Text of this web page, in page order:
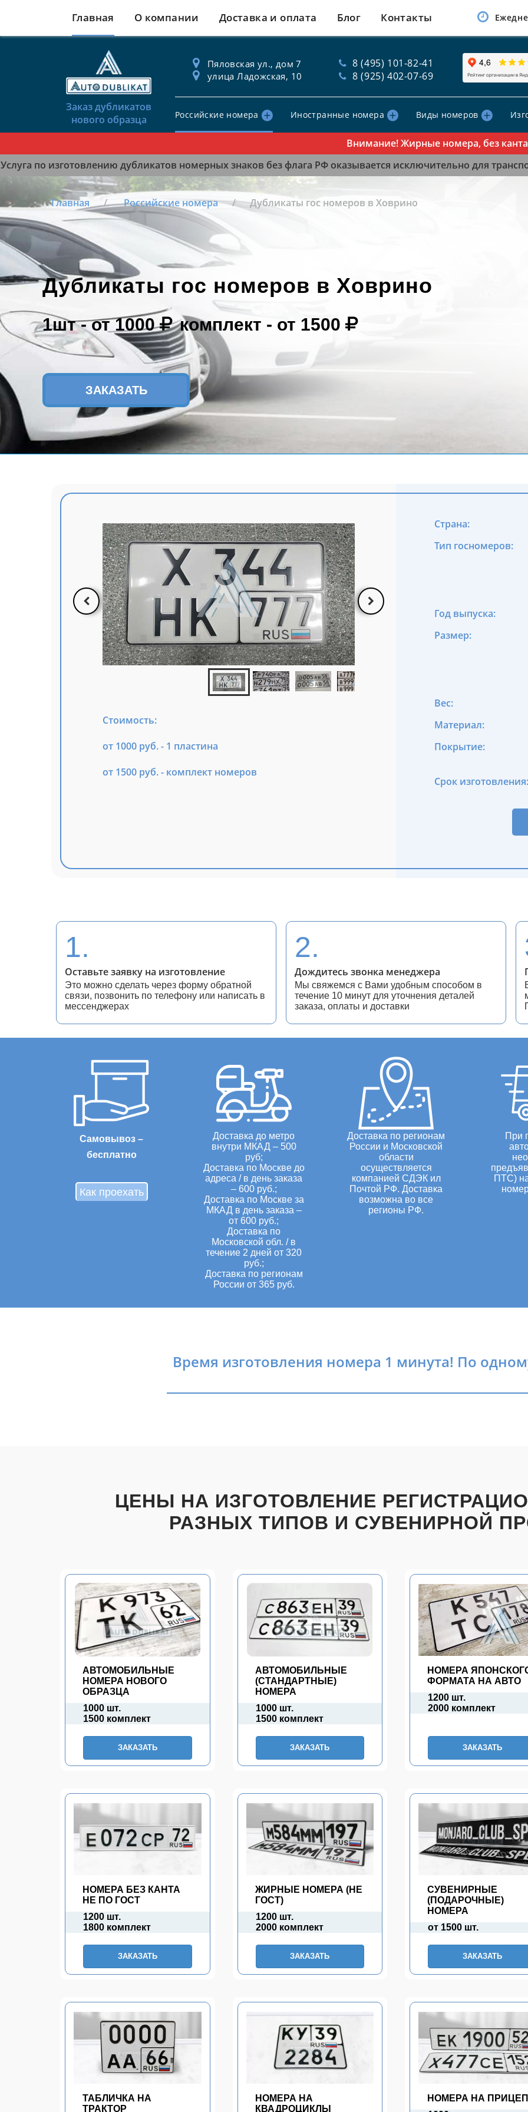
Главная О компании Доставка и оплата Блог Контакты
Заказ дубликатов
нового образца
Пяловская ул., дом 7
улица Ладожская, 10
8 (495) 101-82-41
8 (925) 402-07-69
Российские номера Иностранные номера Виды номеров
Внимание! Жирные номера, без канта,
Услуга по изготовлению дубликатов номерных знаков без флага РФ оказывается исключительно для
Главная Российские номера Дубликаты гос номеров в Ховрино
Дубликаты гос номеров в Ховрино
1шт -от 1000 комплект - от 1500
ЗАКАЗАТЬ
Стоимость:
от 1000 руб. - 1 пластина
от 1500 руб. - комплект номеров
Страна:
Тип госномеров:
Год выпуска:
Размер:
Вес:
Материал:
Покрытие:
Срок изготовления:
1.
Оставьте заявку на изготовление
Это можно сделать через форму обратной
связи, позвонить по телефону или написать в
мессенджерах
2.
Дождитесь звонка менеджера
Мы свяжемся с Вами удобным способом в
течение 10 минут для уточнения деталей
заказа, оплаты и доставки
Самовывоз –
бесплатно
Как проехать
Доставка до метро
внутри МКАД – 500
руб;
Доставка по Москве до
адреса / в день заказа
– 600 руб.;
Доставка по Москве за
МКАД в день заказа –
от 600 руб.;
Доставка по
Московской обл. / в
течение 2 дней от 320
руб.;
Доставка по регионам
России от 365 руб.
Доставка по регионам
России и Московской
области
осуществляется
компанией СДЭК ил
Почтой РФ. Доставка
возможна во все
регионы РФ.
При
ПТС)
Время изготовления номера 1 минута! По
ЦЕНЫ НА ИЗГОТОВЛЕНИЕ
РАЗНЫХ ТИПОВ И СУВЕНИРНОЙ
АВТОМОБИЛЬНЫЕ
НОМЕРА НОВОГО
ОБРАЗЦА
1000 шт.
1500 комплект
ЗАКАЗАТЬ
АВТОМОБИЛЬНЫЕ
(СТАНДАРТНЫЕ)
НОМЕРА
1000 шт.
1500 комплект
ЗАКАЗАТЬ
НОМЕРА
ФОРМАТА НА АВТО
1200 шт.
2000 комплект
ЗАКАЗАТЬ
НОМЕРА БЕЗ КАНТА
НЕ ПО ГОСТ
1200 шт.
1800 комплект
ЗАКАЗАТЬ
ЖИРНЫЕ НОМЕРА (НЕ
ГОСТ)
1200 шт.
2000 комплект
ЗАКАЗАТЬ
СУВЕНИРНЫЕ
(ПОДАРОЧНЫЕ)
НОМЕРА
от 1500 шт.
ЗАКАЗАТЬ
ТАБЛИЧКА НА
ТРАКТОР
НОМЕРА НА
КВАДРОЦИКЛЫ
НОМЕРА НА ПРИЦЕП